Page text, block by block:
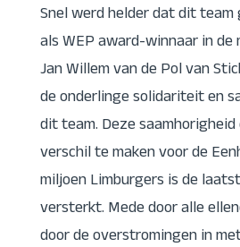
Snel werd helder dat dit
als WEP award-winnaar in de
Jan Willem van de Pol van
de onderlinge solidariteit en
dit team.Deze
verschil te maken voor de
miljoen Limburgers is de
versterkt. Mede door alle
door de overstromingen in